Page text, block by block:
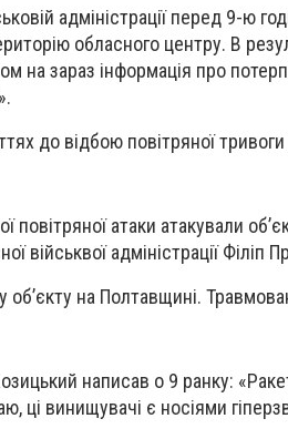
адміністрації перед 9-ю
обласного центру. В
на зараз інформація про
до відбою повітряної
повітряної атаки атакували
військвої адміністрації Філіп
на Полтавщині.
написав о 9 ранку:
ці винищувачі є носіями